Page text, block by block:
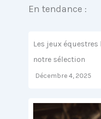
En tendance :
Les jeux
notre sélection
Décembre 4, 2025